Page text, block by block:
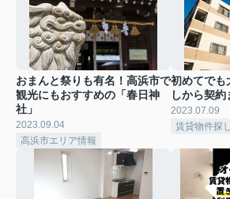
おまんと祭りも有名！高浜市で
観光にもおすすめの「春日神
社」
2023.09.04
高浜市エリア情報
初めてでも
しから契
2023.07.09
賃貸物件探